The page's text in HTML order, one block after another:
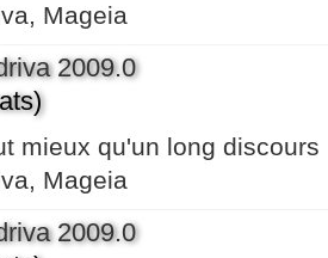
Mageia
2009.0
mieux qu'un long discours
Mageia
2009.0